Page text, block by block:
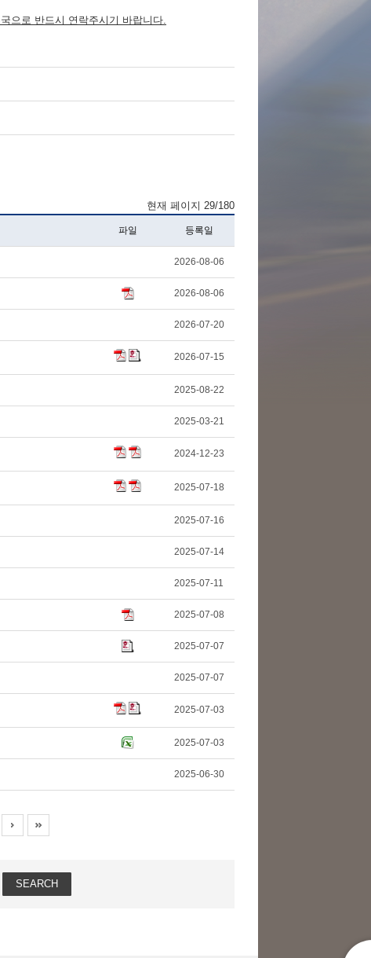
으로 반드시 연락주시기 바랍니다.
현재 페이지 29/180
파일 등록일
2026-08-06
2026-08-06
2026-07-20
2026-07-15
2025-08-22
2025-03-21
2024-12-23
2025-07-18
2025-07-16
2025-07-14
2025-07-11
2025-07-08
2025-07-07
2025-07-07
2025-07-03
2025-07-03
2025-06-30